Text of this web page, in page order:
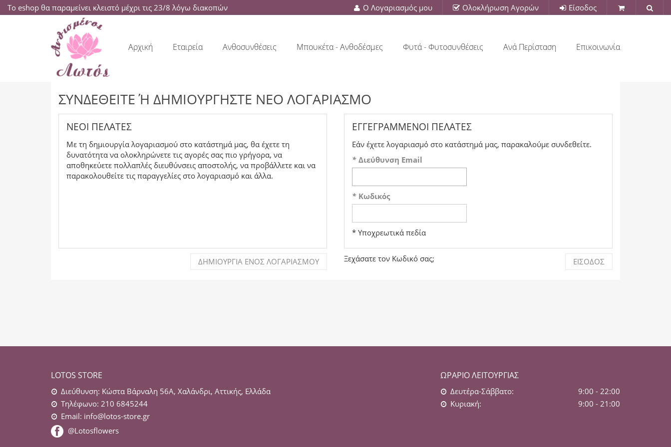
Το eshop θα παραμείνει κλειστό μέχρι τις 23/8 λόγω διακοπών Ο Λογαριασμός μου Ολοκλήρωση Αγορών Είσοδος
Αρχική Εταιρεία Ανθοσυνθέσεις Μπουκέτα - Ανθοδέσμες Φυτά - Φυτοσυνθέσεις Ανά Περίσταση Επικοινωνία
ΣΥΝΔΕΘΕΊΤΕ Ή ΔΗΜΙΟΥΡΓΉΣΤΕ ΝΈΟ ΛΟΓΑΡΙΑΣΜΌ
ΝΈΟΙ ΠΕΛΆΤΕΣ
Με τη δημιουργία λογαριασμού στο κατάστημά μας, θα έχετε τη
δυνατότητα να ολοκληρώνετε τις αγορές σας πιο γρήγορα, να
αποθηκεύετε πολλαπλές διευθύνσεις αποστολής, να προβάλλετε και να
παρακολουθείτε τις παραγγελίες στο λογαριασμό και άλλα.
ΕΓΓΕΓΡΑΜΜΈΝΟΙ ΠΕΛΆΤΕΣ
Εάν έχετε λογαριασμό στο κατάστημά μας, παρακαλούμε συνδεθείτε.
* Διεύθυνση Email
* Κωδικός
* Υποχρεωτικά πεδία
ΔΗΜΙΟΥΡΓΊΑ ΕΝΌΣ ΛΟΓΑΡΙΑΣΜΟΎ Ξεχάσατε τον Κωδικό σας; ΕΊΣΟΔΟΣ
LOTOS STORE
Διεύθυνση: Κώστα Βάρναλη 56Α, Χαλάνδρι, Αττικής, Ελλάδα
Τηλέφωνο: 210 6845244
Email: info@lotos-store.gr
@Lotosflowers
ΩΡΆΡΙΟ ΛΕΙΤΟΥΡΓΊΑΣ
Δευτέρα-Σάββατο:
9:00 - 22:00
Κυριακή:
9:00 - 21:00